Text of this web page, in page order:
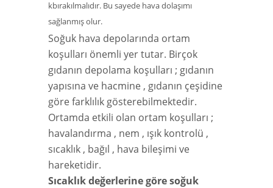
kbırakılmalıdır. Bu sayede hava dolaşımı
sağlanmış olur.
Soğuk hava depolarında ortam
koşulları önemli yer tutar. Birçok
gıdanın depolama koşulları ; gıdanın
yapısına ve hacmine , gıdanın çeşidine
göre farklılık gösterebilmektedir.
Ortamda etkili olan ortam koşulları ;
havalandırma , nem , ışık kontrolü ,
sıcaklık , bağıl , hava bileşimi ve
hareketidir.
Sıcaklık değerlerine göre soğuk